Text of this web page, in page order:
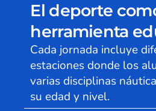
El deporte
herramienta
Cada jornada incluye
estaciones donde los
varias disciplinas
su edad y nivel.